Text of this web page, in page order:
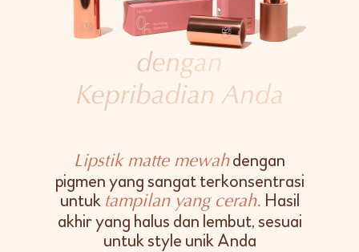
Lipstik matte mewahdengan
pigmen yang sangat terkonsentrasi
untuk tampilan yang cerah. Hasil
akhir yang halus dan lembut, sesuai
untuk style unik Anda